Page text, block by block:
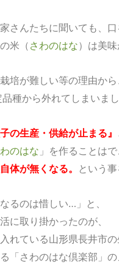
さんたちに聞いても、口
米（さわのはな）は美
培が難しい等の理由から
種から外れてしまいまし
の生産・供給が止まる』
のはな 」を作ることはで
体が無くなる。
という事
るのは惜しい…」と、
に取り掛かったのが、
れている山形県長井市の
「さわのはな倶楽部」の